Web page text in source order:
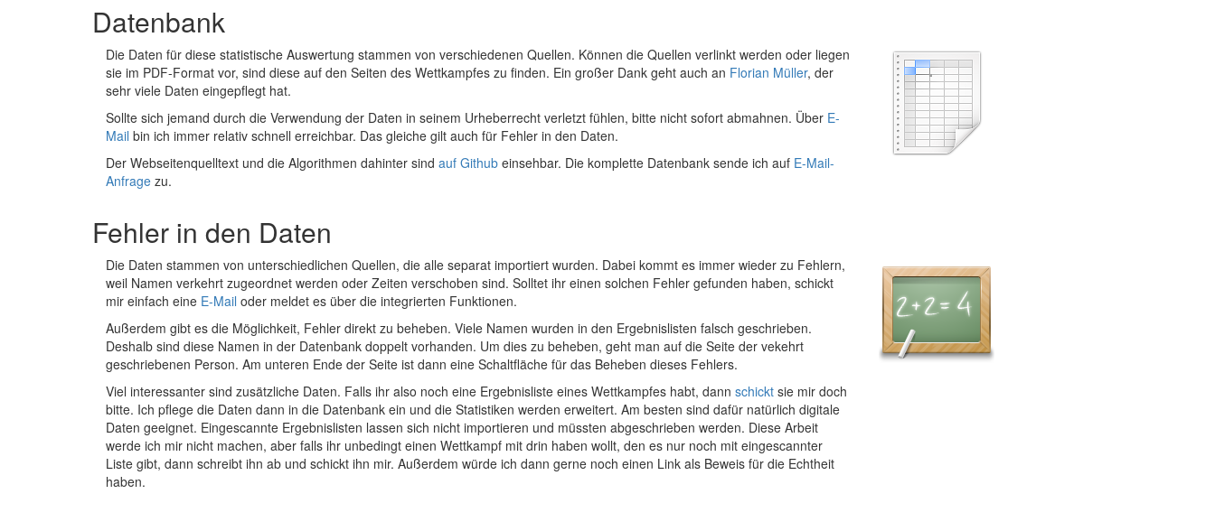
Datenbank
Die Daten für diese statistische Auswertung stammen von verschiedenen Quellen. Können die Quellen verlinkt werden oder liegen
sie im PDF-Format vor, sind diese auf den Seiten des Wettkampfes zu finden. Ein großer Dank geht auch an Florian Müller, der
sehr viele Daten eingepflegt hat.
Sollte sich jemand durch die Verwendung der Daten in seinem Urheberrecht verletzt fühlen, bitte nicht sofort abmahnen. Über E-
Mail bin ich immer relativ schnell erreichbar. Das gleiche gilt auch für Fehler in den Daten.
Der Webseitenquelltext und die Algorithmen dahinter sind auf Github einsehbar. Die komplette Datenbank sende ich auf E-Mail-
Anfrage zu.
Fehler in den Daten
Die Daten stammen von unterschiedlichen Quellen, die alle separat importiert wurden. Dabei kommt es immer wieder zu Fehlern,
weil Namen verkehrt zugeordnet werden oder Zeiten verschoben sind. Solltet ihr einen solchen Fehler gefunden haben, schickt
mir einfach eine E-Mail oder meldet es über die integrierten Funktionen.
Außerdem gibt es die Möglichkeit, Fehler direkt zu beheben. Viele Namen wurden in den Ergebnislisten falsch geschrieben.
Deshalb sind diese Namen in der Datenbank doppelt vorhanden. Um dies zu beheben, geht man auf die Seite der vekehrt
geschriebenen Person. Am unteren Ende der Seite ist dann eine Schaltfläche für das Beheben dieses Fehlers.
Viel interessanter sind zusätzliche Daten. Falls ihr also noch eine Ergebnisliste eines Wettkampfes habt, dann schickt sie mir doch
bitte. Ich pflege die Daten dann in die Datenbank ein und die Statistiken werden erweitert. Am besten sind dafür natürlich digitale
Daten geeignet. Eingescannte Ergebnislisten lassen sich nicht importieren und müssten abgeschrieben werden. Diese Arbeit
werde ich mir nicht machen, aber falls ihr unbedingt einen Wettkampf mit drin haben wollt, den es nur noch mit eingescannter
Liste gibt, dann schreibt ihn ab und schickt ihn mir. Außerdem würde ich dann gerne noch einen Link als Beweis für die Echtheit
haben.